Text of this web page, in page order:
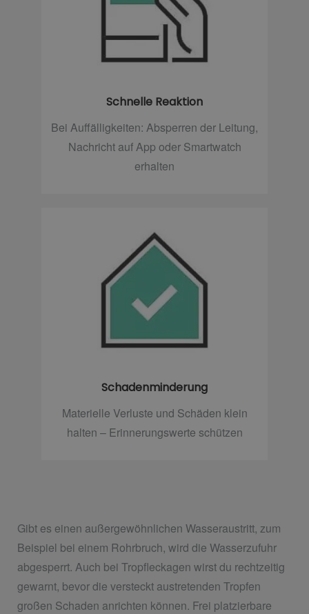
Schnelle Reaktion
Bei Auffälligkeiten: Absperren der Leitung,
Nachricht auf App oder Smartwatch
erhalten
Schadenminderung
Materielle Verluste und Schäden klein
halten – Erinnerungswerte schützen
Gibt es einen außergewöhnlichen Wasseraustritt, zum
Beispiel bei einem Rohrbruch, wird die Wasserzufuhr
abgesperrt. Auch bei Tropfleckagen wirst du rechtzeitig
gewarnt, bevor die versteckt austretenden Tropfen
großen Schaden anrichten können. Frei platzierbare